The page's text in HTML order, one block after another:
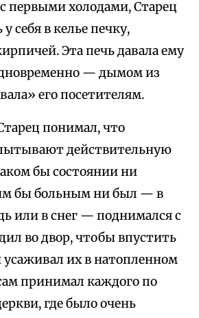
первыми холодами, Старец
себя в келье печку,
Эта печь давала ему
— дымом из
его посетителям.
понимал, что
действительную
бы состоянии ни
бы больным ни был — в
или в снег — поднимался с
во двор, чтобы впустить
их в натопленном
принимал каждого по
где было очень